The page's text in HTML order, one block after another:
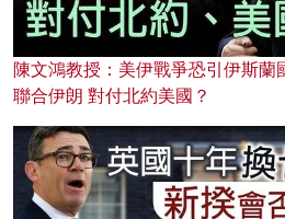
陳文鴻教授：美伊戰爭恐引伊斯蘭
聯合伊朗 對付北約美國？